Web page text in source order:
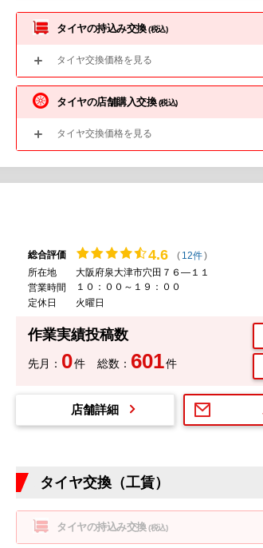
タイヤの持込み交換(税込)
タイヤ交換価格を見る
タイヤの店舗購入交換(税込)
タイヤ交換価格を見る
総合評価 4.6 ( 12件)
所在地
大阪府泉大津市穴田７６―１１
営業時間
１０：００～１９：００
定休日
火曜日
作業実績投稿数
先月： 0件 総数： 601件
店舗詳細
タイヤ交換（工賃）
タイヤの持込み交換(税込)